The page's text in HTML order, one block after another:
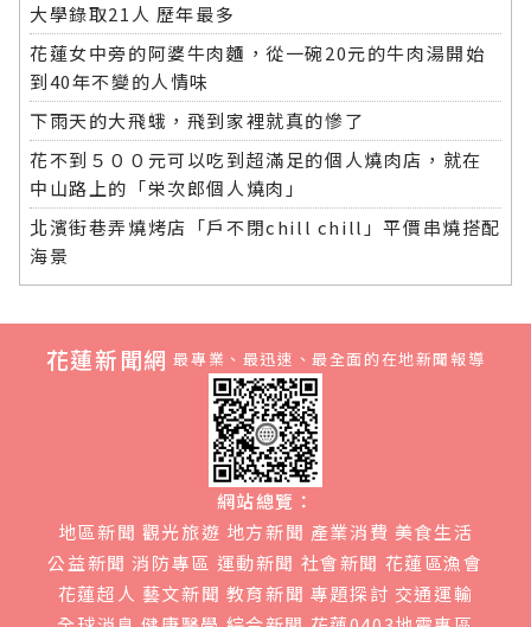
大學錄取21人 歷年最多
花蓮女中旁的阿婆牛肉麵，從一碗20元的牛肉湯開始
到40年不變的人情味
下雨天的大飛蛾，飛到家裡就真的慘了
花不到５００元可以吃到超滿足的個人燒肉店，就在
中山路上的「栄次郎個人燒肉」
北濱街巷弄燒烤店「戶不閉chill chill」平價串燒搭配
海景
花蓮新聞網 最專業、最迅速、最全面的在地新聞報導
網站總覽：
地區新聞 觀光旅遊 地方新聞 產業消費 美食生活
公益新聞 消防專區 運動新聞 社會新聞 花蓮區漁會
花蓮超人 藝文新聞 教育新聞 專題探討 交通運輸